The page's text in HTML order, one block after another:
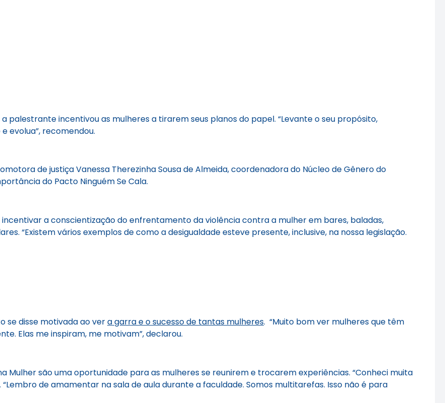
palestrante incentivou as mulheres a tirarem seus planos do papel. “Levante o seu propósito,
evolua”, recomendou.
de justiça Vanessa Therezinha Sousa de Almeida, coordenadora do Núcleo de Gênero do
do Pacto Ninguém Se Cala.
a conscientização do enfrentamento da violência contra a mulher em bares, baladas,
“Existem vários exemplos de como a desigualdade esteve presente, inclusive, na nossa legislação.
se disse motivada ao vera garra e o sucesso de tantas mulheres. “Muito bom ver mulheres que têm
Elas me inspiram, me motivam”, declarou.
Mulher são uma oportunidade para as mulheres se reunirem e trocarem experiências. “Conheci muita
“Lembro de amamentar na sala de aula durante a faculdade. Somos multitarefas. Isso não é para